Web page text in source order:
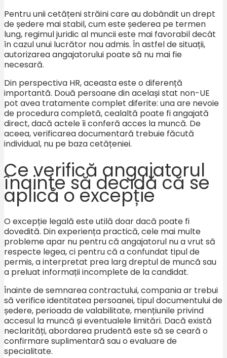
Pentru unii cetățeni străini care au dobândit un drept
de ședere mai stabil, cum este șederea pe termen
lung, regimul juridic al muncii este mai favorabil decât
în cazul unui lucrător nou admis. În astfel de situații,
autorizarea angajatorului poate să nu mai fie
necesară.
Din perspectiva HR, aceasta este o diferență
importantă. Două persoane din același stat non-UE
pot avea tratamente complet diferite: una are nevoie
de procedura completă, cealaltă poate fi angajată
direct, dacă actele îi conferă acces la muncă. De
aceea, verificarea documentară trebuie făcută
individual, nu pe baza cetățeniei.
Ce verifică angajatorul
înainte să decidă că se
aplică o excepție
O excepție legală este utilă doar dacă poate fi
dovedită. Din experiența practică, cele mai multe
probleme apar nu pentru că angajatorul nu a vrut să
respecte legea, ci pentru că a confundat tipul de
permis, a interpretat prea larg dreptul de muncă sau
a preluat informații incomplete de la candidat.
Înainte de semnarea contractului, compania ar trebui
să verifice identitatea persoanei, tipul documentului de
ședere, perioada de valabilitate, mențiunile privind
accesul la muncă și eventualele limitări. Dacă există
neclarități, abordarea prudentă este să se ceară o
confirmare suplimentară sau o evaluare de
specialitate.